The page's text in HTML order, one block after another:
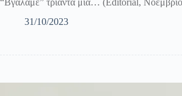
31/10/2023